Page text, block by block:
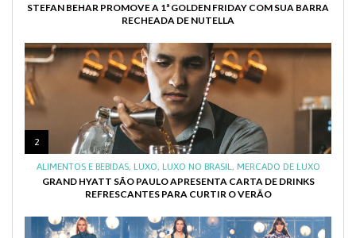
STEFAN BEHAR PROMOVE A 1ª GOLDEN FRIDAY COM SUA BARRA
RECHEADA DE NUTELLA
2
ALIMENTOS E BEBIDAS, LUXO, LUXO NO BRASIL , MERCADO DE LUXO
GRAND HYATT SÃO PAULO APRESENTA CARTA DE DRINKS
REFRESCANTES PARA CURTIR O VERÃO